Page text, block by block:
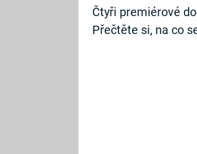
Čtyři premiérové
Přečtěte si, na co